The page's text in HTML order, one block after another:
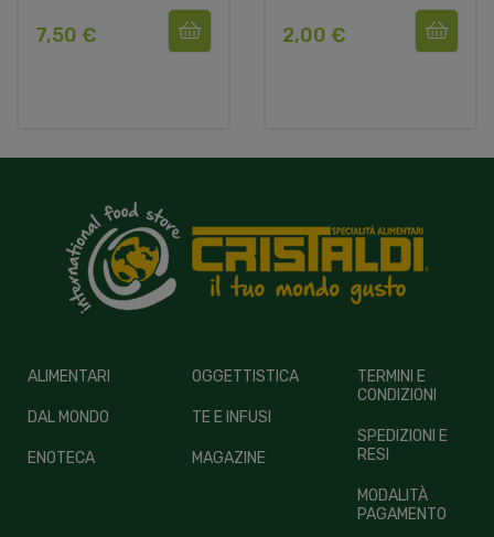
7,50 € 2,00 €
ALIMENTARI
DAL MONDO
ENOTECA
OGGETTISTICA
TE E INFUSI
MAGAZINE
TERMINI E
CONDIZIONI
SPEDIZIONI E
RESI
MODALITÀ
PAGAMENTO